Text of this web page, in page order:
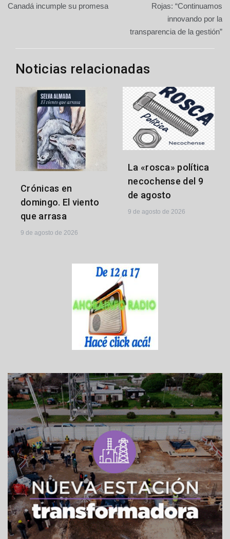
de
Canadá incumple su promesa
Rojas: “Continuamos
innovando por la
transparencia de la gestión”
Noticias relacionadas
Crónicas en
domingo. El viento
que arrasa
9 de agosto de 2026
La «rosca» política
necochense del 9
de agosto
9 de agosto de 2026